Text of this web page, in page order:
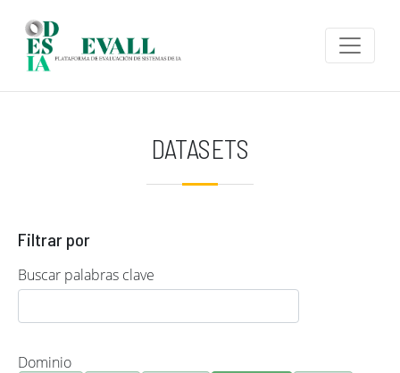
DATASETS
Filtrar por
Buscar palabras clave
Dominio